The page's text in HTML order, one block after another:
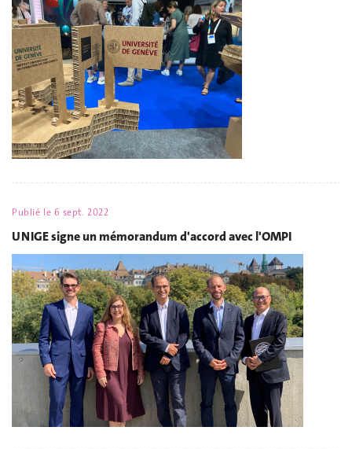
Publié le 6 sept. 2022
UNIGE signe un mémorandum d'accord avec l'OMPI